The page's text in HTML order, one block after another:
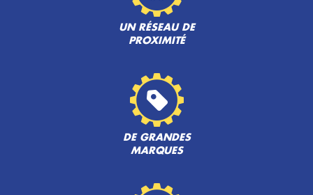
UN RÉSEAU DE
PROXIMITÉ
DE GRANDES
MARQUES